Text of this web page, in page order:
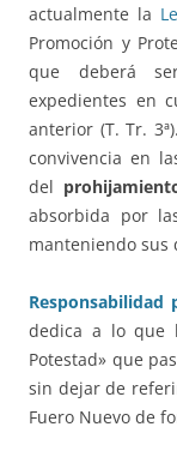
actualmente la
Promoción y
que deberá
expedientes en
anterior (T. Tr.
convivencia en
del
absorbida por
manteniendo sus
Responsabilidad
dedica a lo que
Potestad» que
sin dejar de
Fuero Nuevo de